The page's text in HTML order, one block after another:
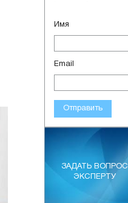
Имя
Email
Отправить
ЗАДАТЬ ВОПРОС
ЭКСПЕРТУ